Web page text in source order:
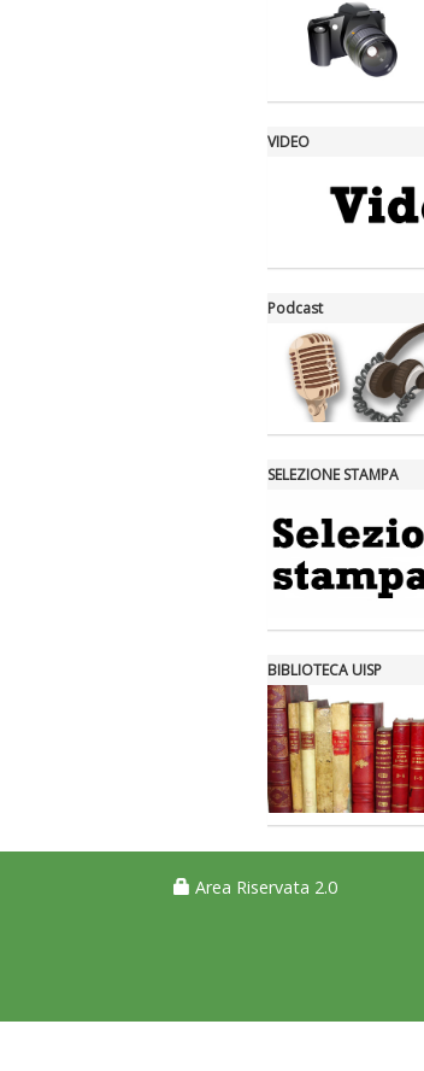
VIDEO
Podcast
SELEZIONE STAMPA
BIBLIOTECA UISP
Area Riservata 2.0